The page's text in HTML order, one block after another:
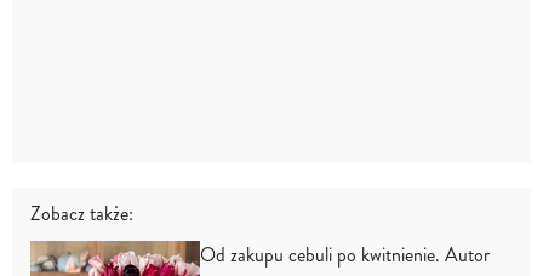
Zobacz także:
Od zakupu cebuli po kwitnienie. Autor